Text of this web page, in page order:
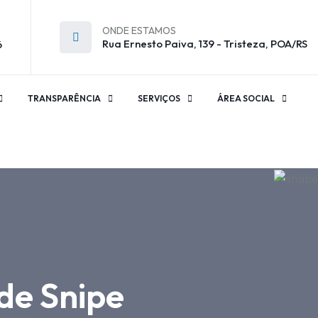
ONDE ESTAMOS
Rua Ernesto Paiva, 139 - Tristeza, POA/RS
TRANSPARÊNCIA SERVIÇOS ÁREA SOCIAL
Snipe